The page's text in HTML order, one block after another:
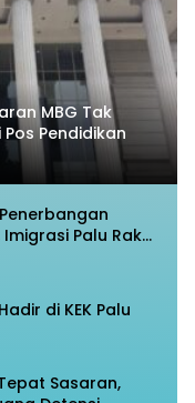
MBG Tak
Pendidikan
Palu Rakor
di KEK Palu
Sasaran,